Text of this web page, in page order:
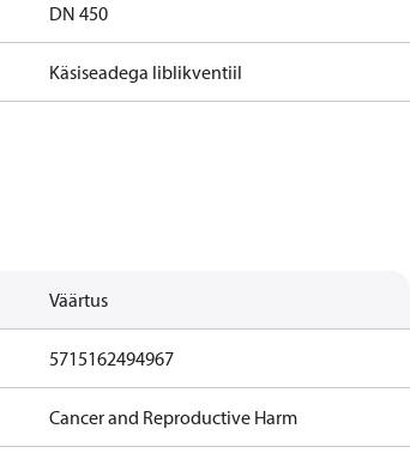
DN 450
Käsiseadega liblikventiil
Väärtus
5715162494967
Cancer and Reproductive Harm